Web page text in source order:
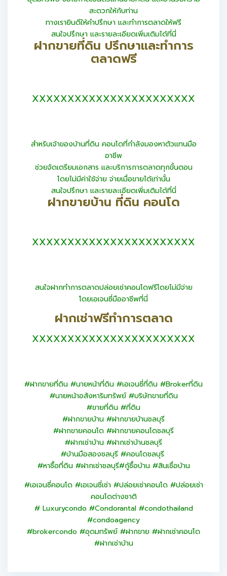
สะดวกให้กับท่าน
ทางเรายินดีให้คำปรึกษา และทำการตลาดให้ฟรี
สนใจปรึกษา และรายละเอียดเพิ่มเติมได้ที่นี่
ฝากขายที่ดิน ปรึกษาและทำการ
ตลาดฟรี
XXXXXXXXXXXXXXXXXXXXXXX
สำหรับเจ้าของบ้านที่ดิน คอนโดที่กำลังมองหาตัวแทนมือ
อาชีพ
ช่วยจัดเตรียมเอกสาร และบริการการตลาดทุกขั้นตอน
โดยไม่มีค่าใช้จ่าย จ่ายเมื่อขายได้เท่านั้น
สนใจปรึกษา และรายละเอียดเพิ่มเติมได้ที่นี่
ฝากขายบ้าน ที่ดิน คอนโด
XXXXXXXXXXXXXXXXXXXXXXX
สนใจฝากทำการตลาดปล่อยเช่าคอนโดฟรีโดยไม่มีจ่าย
โดยเอเจนซี่มืออาชีพที่นี่
ฝากเช่าฟรีทำการตลาด
XXXXXXXXXXXXXXXXXXXXXXX
#ฝากขายที่ดิน #นายหน้าที่ดิน #เอเจนซี่ที่ดิน #Brokerที่ดิน
#นายหน้าอสังหาริมทรัพย์ #บริษัทขายที่ดิน
#ขายที่ดิน #ที่ดิน
#ฝากขายบ้าน #ฝากขายบ้านชลบุรี
#ฝากขายคอนโด #ฝากขายคอนโดชลบุรี
#ฝากเช่าบ้าน #ฝากเช่าบ้านชลบุรี
#บ้านมือสองชลบุรี #คอนโดชลบุรี
#หาซื้อที่ดิน #ฝากเช่าชลบุรี#กู้ซื้อบ้าน #สินเชื่อบ้าน
#เอเจนซี่คอนโด #เอเจนซี่เช่า #ปล่อยเช่าคอนโด #ปล่อยเช่า
คอนโดต่างชาติ
# Luxurycondo #Condorantal #condothailand
#condoagency
#brokercondo #อุดมทรัพย์ #ฝากขาย #ฝากเช่าคอนโด
#ฝากเช่าบ้าน